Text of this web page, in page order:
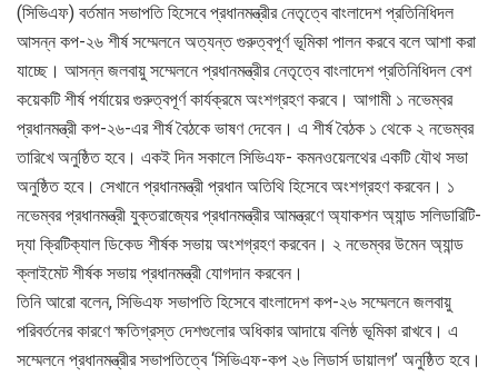
(সিভিএফ) বর্তমান সভাপতি হিসেবে প্রধানমন্ত্রীর নেতৃত্বে বাংলাদেশ প্রতিনিধিদল
আসন্ন কপ-২৬ শীর্ষ সম্মেলনে অত্যন্ত গুরুত্বপূর্ণ ভূমিকা পালন করবে বলে আশা করা
যাচ্ছে। আসন্ন জলবায়ু সম্মেলনে প্রধানমন্ত্রীর নেতৃত্বে বাংলাদেশ প্রতিনিধিদল বেশ
কয়েকটি শীর্ষ পর্যায়ের গুরুত্বপূর্ণ কার্যক্রমে অংশগ্রহণ করবে। আগামী ১ নভেম্বর
প্রধানমন্ত্রী কপ-২৬-এর শীর্ষ বৈঠকে ভাষণ দেবেন। এ শীর্ষ বৈঠক ১ থেকে ২ নভেম্বর
তারিখে অনুষ্ঠিত হবে। একই দিন সকালে সিভিএফ- কমনওয়েলথের একটি যৌথ সভা
অনুষ্ঠিত হবে। সেখানে প্রধানমন্ত্রী প্রধান অতিথি হিসেবে অংশগ্রহণ করবেন। ১
নভেম্বর প্রধানমন্ত্রী যুক্তরাজ্যের প্রধানমন্ত্রীর আমন্ত্রণে অ্যাকশন অ্যান্ড সলিডারিটি-
দ্যা ক্রিটিক্যাল ডিকেড শীর্ষক সভায় অংশগ্রহণ করবেন। ২ নভেম্বর উমেন অ্যান্ড
ক্লাইমেট শীর্ষক সভায় প্রধানমন্ত্রী যোগদান করবেন।
তিনি আরো বলেন, সিভিএফ সভাপতি হিসেবে বাংলাদেশ কপ-২৬ সম্মেলনে জলবায়ু
পরিবর্তনের কারণে ক্ষতিগ্রস্ত দেশগুলোর অধিকার আদায়ে বলিষ্ঠ ভূমিকা রাখবে। এ
সম্মেলনে প্রধানমন্ত্রীর সভাপতিত্বে ‘সিভিএফ-কপ ২৬ লিডার্স ডায়ালগ’ অনুষ্ঠিত হবে।